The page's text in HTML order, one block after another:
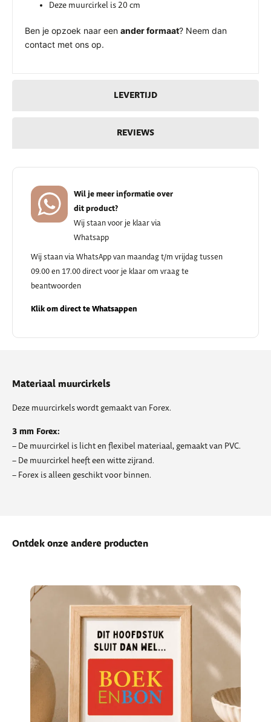
LEVERTIJD
REVIEWS
Deze muurcirkel is 20 cm
Ben je opzoek naar een ander formaat? Neem dan
contact met ons op.
Wil je meer informatie over
dit product?
Wij staan voor je klaar via
Whatsapp
Wij staan via WhatsApp van maandag t/m vrijdag tussen
09.00 en 17.00 direct voor je klaar om vraag te
beantwoorden
Klik om direct te Whatsappen
Materiaal muurcirkels
Deze muurcirkels wordt gemaakt van Forex.
3 mm Forex:
– De muurcirkel is licht en flexibel materiaal, gemaakt van PVC.
– De muurcirkel heeft een witte zijrand.
– Forex is alleen geschikt voor binnen.
Ontdek onze andere producten